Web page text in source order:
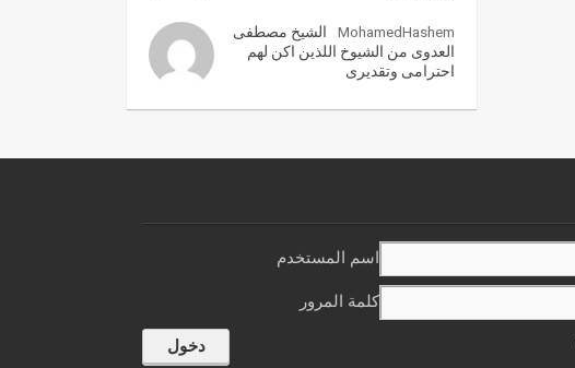
MohamedHashem
الشيخ مصطفى
العدوى من الشيوخ اللذين اكن لهم
احترامى وتقديرى
اسم المستخدم
كلمة المرور